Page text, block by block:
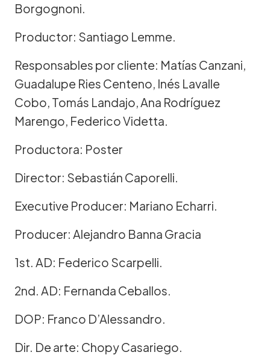
Borgognoni.
Productor: Santiago Lemme.
Responsables por cliente: Matías Canzani,
Guadalupe Ries Centeno, Inés Lavalle
Cobo, Tomás Landajo, Ana Rodríguez
Marengo, Federico Videtta.
Productora: Poster
Director: Sebastián Caporelli.
Executive Producer: Mariano Echarri.
Producer: Alejandro Banna Gracia
1st. AD: Federico Scarpelli.
2nd. AD: Fernanda Ceballos.
DOP: Franco D’Alessandro.
Dir. De arte: Chopy Casariego.